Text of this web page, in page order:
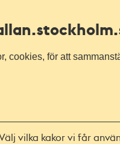
cookies, för att
vilka kakor vi får